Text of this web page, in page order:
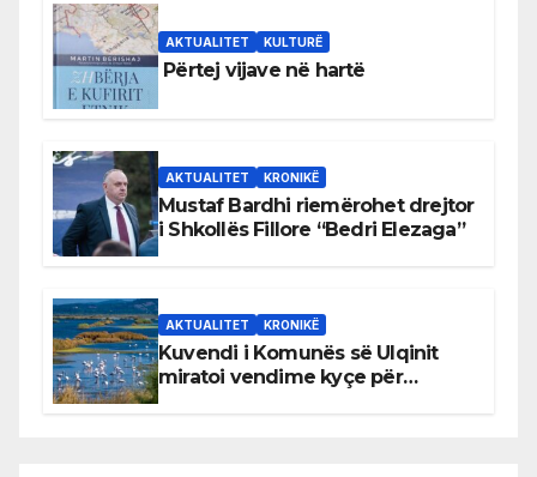
AKTUALITET KULTURË
Përtej vijave në hartë
AKTUALITET KRONIKË
Mustaf Bardhi riemërohet drejtor
i Shkollës Fillore “Bedri Elezaga”
AKTUALITET KRONIKË
Kuvendi i Komunës së Ulqinit
miratoi vendime kyçe për